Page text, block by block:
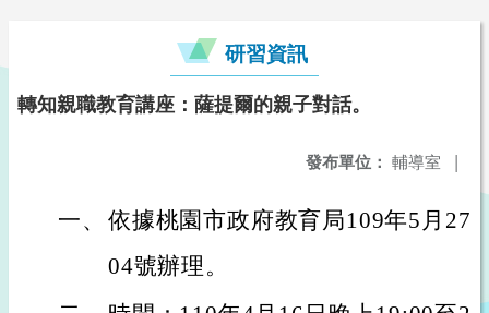
研習資訊
轉知親職教育講座：薩提爾的親子對話。
發布單位： 輔導室 |
一、 依據桃園市政府教育局109年5月27
04號辦理。